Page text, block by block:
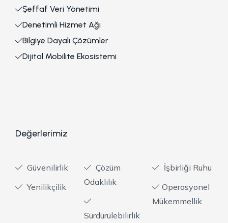
Şeffaf Veri Yönetimi
Denetimli Hizmet Ağı
Bilgiye Dayalı Çözümler
Dijital Mobilite Ekosistemi
Değerlerimiz
Güvenilirlik
Yenilikçilik
Çözüm
Odaklılık
Sürdürülebilirlik
İşbirliği Ruhu
Operasyonel
Mükemmellik